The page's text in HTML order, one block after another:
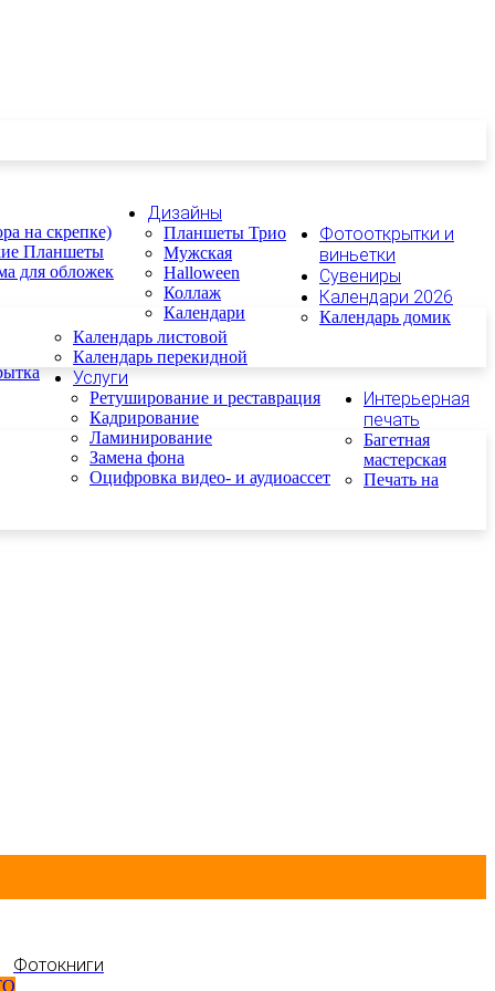
на скрепке)
Планшеты
для обложек
Дизайны
Планшеты Трио
Мужская
Halloween
Коллаж
Календари
Фотооткрытки и
виньетки
Сувениры
Календари 2026
Календарь домик
Календарь листовой
Календарь перекидной
Услуги
Ретуширование и реставрация
Кадрирование
Ламинирование
Замена фона
Оцифровка видео- и аудиоассет
Интерьерная
печать
Багетная
мастерская
Печать на
Фотокниги